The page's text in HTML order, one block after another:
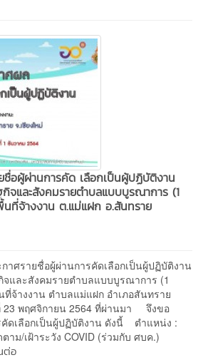
ชื่อผู้ผ่านการคัด เลือกเป็นผู้ปฏิบัติงาน
กิจและสังคมรายตำบลแบบบูรณาการ (1
ที่จ้างงาน ต.แม่แฝก อ.สันทราย
าศรายชื่อผู้ผ่านการคัดเลือกเป็นผู้ปฏิบัติงาน
จและสังคมรายตำบลแบบบูรณาการ (1
จ้างงาน ตำบลแม่แฝก อำเภอสันทราย
23 พฤศจิกายน 2564 ที่ผ่านมา จึงขอ
คัดเลือกเป็นผู้ปฏิบัติงาน ดังนี้ ตำแหน่ง :
าม/เฝ้าระวัง COVID (ร่วมกับ ศบค.)
ต่อ